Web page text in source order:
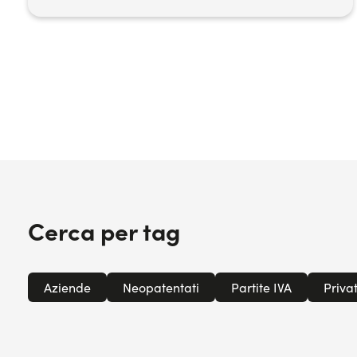
Cerca per tag
Aziende Neopatentati Partite IVA